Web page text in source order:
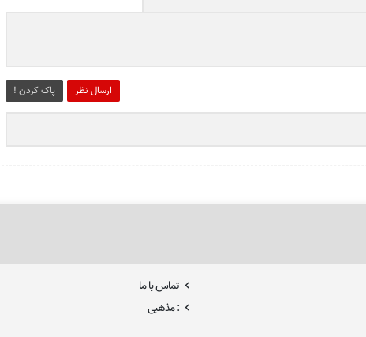
ارسال نظر پاک کردن !
تماس با ما
: مذهبی